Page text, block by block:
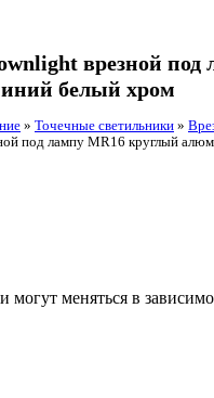
врезной под
белый хром
» Точечные светильники »
под лампу MR16 круглый
могут меняться в